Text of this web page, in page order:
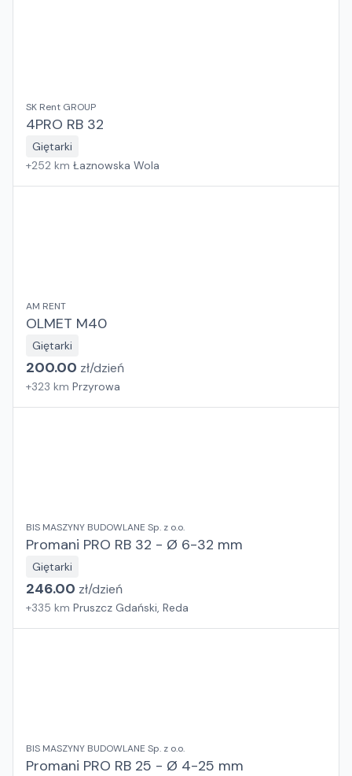
SK Rent GROUP
4PRO RB 32
Giętarki
+252 km Łaznowska Wola
AM RENT
OLMET M40
Giętarki
200.00 zł/dzień
+323 km Przyrowa
BIS MASZYNY BUDOWLANE Sp. z o.o.
Promani PRO RB 32 - Ø 6-32 mm
Giętarki
246.00 zł/dzień
+335 km Pruszcz Gdański, Reda
BIS MASZYNY BUDOWLANE Sp. z o.o.
Promani PRO RB 25 - Ø 4-25 mm